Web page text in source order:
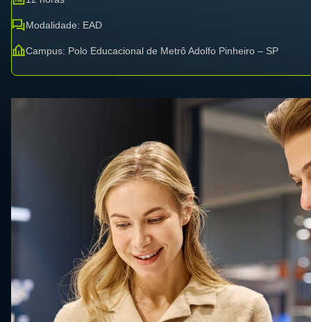
Modalidade: EAD
Campus: Polo Educacional de Metrô Adolfo Pinheiro – SP